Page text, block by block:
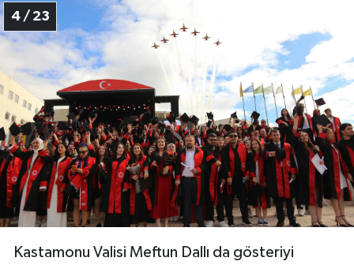
4 / 23
Kastamonu Valisi Meftun Dallı da gösteriyi